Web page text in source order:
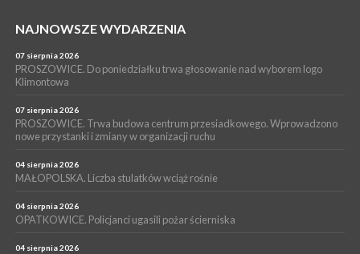
16 lipca 2026
Pałecznicy będą obsługiwani w Proszowicach
WYDARZENIA
PROSZOWICE. W parku Warsztaty Edukacyjno-Przyrodnicze
NOC CIEM
15 lipca 2026
PROSZOWICE. Już za tydzień kolejne zajęcia z cyklu „Wakacyjne
NAJNOWSZE WYDARZENIA
07 sierpnia 2026
PROSZOWICE. Do poniedziałku trwa głosowanie nad wyborem logo
Klimontowa
07 sierpnia 2026
PROSZOWICE. Trwa budowa centrum przesiadkowego. Wprowadzono
nowe przystanki i zmiany w organizacji ruchu
04 sierpnia 2026
MAŁOPOLSKA. Liczba stulatków wciąż rośnie
04 sierpnia 2026
OPATKOWICE. Policjanci ugasili pożar ścierniska
04 sierpnia 2026